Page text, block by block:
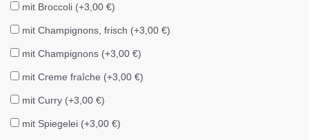
mit Broccoli (+3,00 €)
mit Champignons, frisch (+3,00 €)
mit Champignons (+3,00 €)
mit Creme fraîche (+3,00 €)
mit Curry (+3,00 €)
mit Spiegelei (+3,00 €)